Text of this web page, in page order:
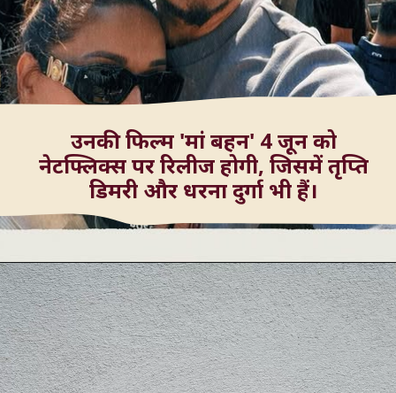
उनकी फिल्म 'मां बहन' 4 जून को
नेटफ्लिक्स पर रिलीज होगी, जिसमें तृप्ति